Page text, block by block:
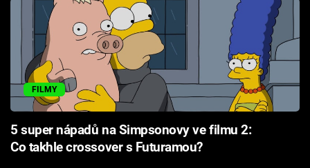
Sledujte prima+
Přihlášení
Sledujte nás
FILMY
5 super nápadů na Simpsonovy ve filmu 2:
Co takhle crossover s Futuramou?